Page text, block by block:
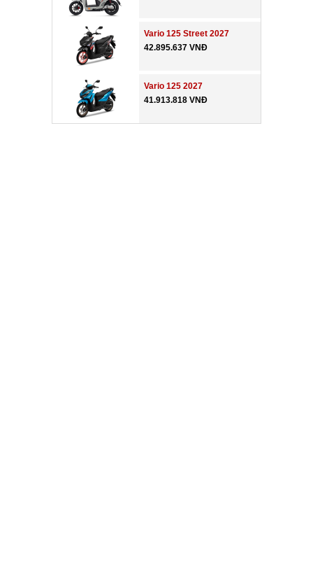
Vario 125 Street 2027
42.895.637 VNĐ
Vario 125 2027
41.913.818 VNĐ